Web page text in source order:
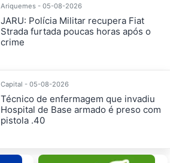
Ariquemes - 05-08-2026
JARU: Polícia Militar recupera Fiat
Strada furtada poucas horas após o
crime
Capital - 05-08-2026
Técnico de enfermagem que invadiu
Hospital de Base armado é preso com
pistola .40